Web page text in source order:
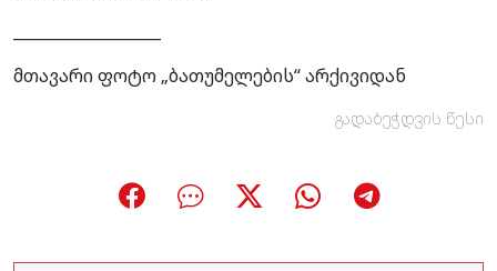
მთავარი ფოტო „ბათუმელების“ არქივიდან
გადაბეჭდვის წესი